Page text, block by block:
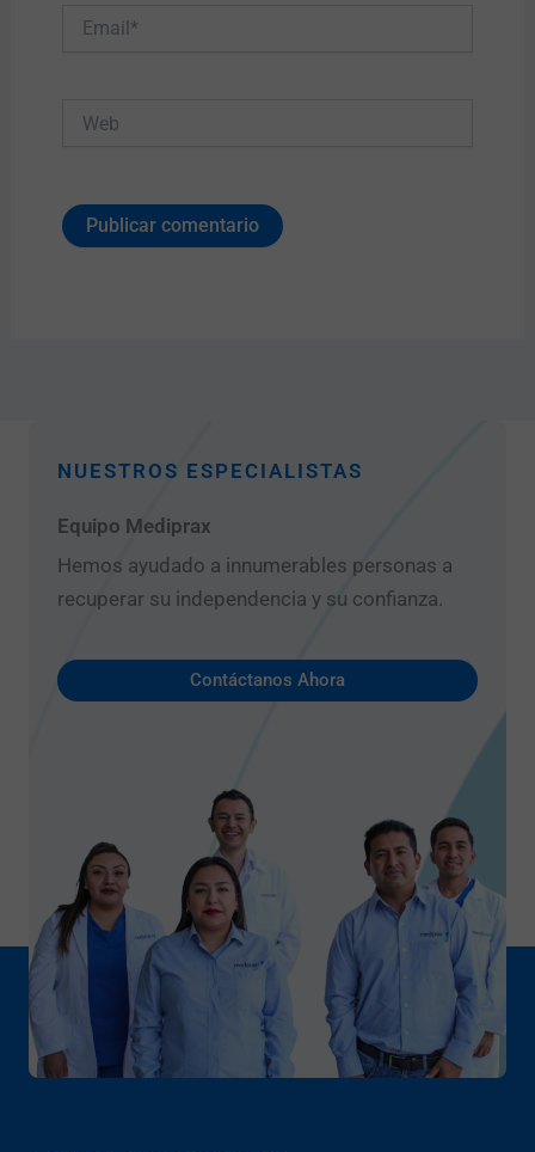
NUESTROS ESPECIALISTAS
Equipo Mediprax
Hemos ayudado a innumerables personas a
recuperar su independencia y su confianza.
Contáctanos Ahora